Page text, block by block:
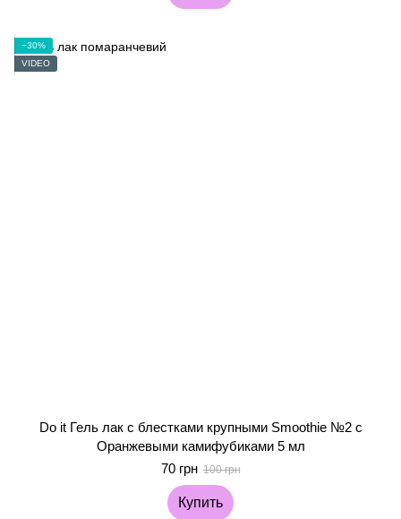
−30%
VIDEO
Do it Гель лак с блестками крупными Smoothie №2 с
Оранжевыми камифубиками 5 мл
70 грн 100 грн
Купить